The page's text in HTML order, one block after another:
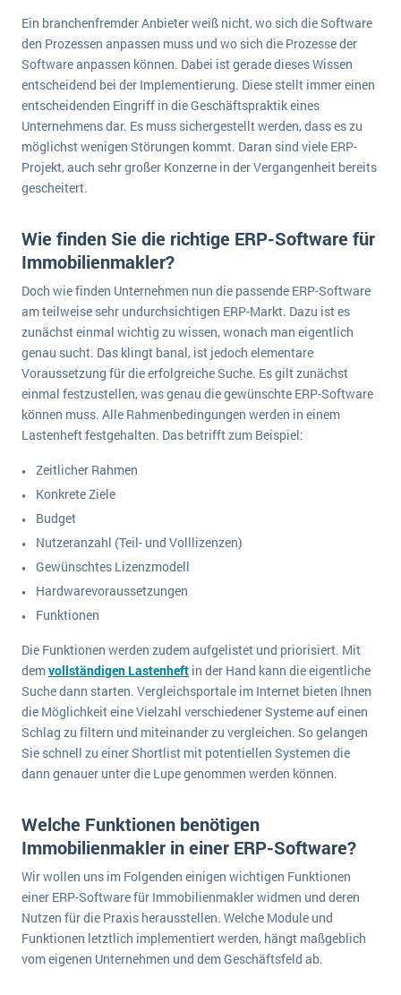
Ein branchenfremder Anbieter weiß nicht, wo sich die Software
den Prozessen anpassen muss und wo sich die Prozesse der
Software anpassen können. Dabei ist gerade dieses Wissen
entscheidend bei der Implementierung. Diese stellt immer einen
entscheidenden Eingriff in die Geschäftspraktik eines
Unternehmens dar. Es muss sichergestellt werden, dass es zu
möglichst wenigen Störungen kommt. Daran sind viele ERP-
Projekt, auch sehr großer Konzerne in der Vergangenheit bereits
gescheitert.
Wie finden Sie die richtige ERP-Software für
Immobilienmakler?
Doch wie finden Unternehmen nun die passende ERP-Software
am teilweise sehr undurchsichtigen ERP-Markt. Dazu ist es
zunächst einmal wichtig zu wissen, wonach man eigentlich
genau sucht. Das klingt banal, ist jedoch elementare
Voraussetzung für die erfolgreiche Suche. Es gilt zunächst
einmal festzustellen, was genau die gewünschte ERP-Software
können muss. Alle Rahmenbedingungen werden in einem
Lastenheft festgehalten. Das betrifft zum Beispiel:
Zeitlicher Rahmen
Konkrete Ziele
Budget
Nutzeranzahl (Teil- und Volllizenzen)
Gewünschtes Lizenzmodell
Hardwarevoraussetzungen
Funktionen
Die Funktionen werden zudem aufgelistet und priorisiert. Mit
demvollständigen Lastenheft in der Hand kann die eigentliche
Suche dann starten. Vergleichsportale im Internet bieten Ihnen
die Möglichkeit eine Vielzahl verschiedener Systeme auf einen
Schlag zu filtern und miteinander zu vergleichen. So gelangen
Sie schnell zu einer Shortlist mit potentiellen Systemen die
dann genauer unter die Lupe genommen werden können.
Welche Funktionen benötigen
Immobilienmakler in einer ERP-Software?
Wir wollen uns im Folgenden einigen wichtigen Funktionen
einer ERP-Software für Immobilienmakler widmen und deren
Nutzen für die Praxis herausstellen. Welche Module und
Funktionen letztlich implementiert werden, hängt maßgeblich
vom eigenen Unternehmen und dem Geschäftsfeld ab.